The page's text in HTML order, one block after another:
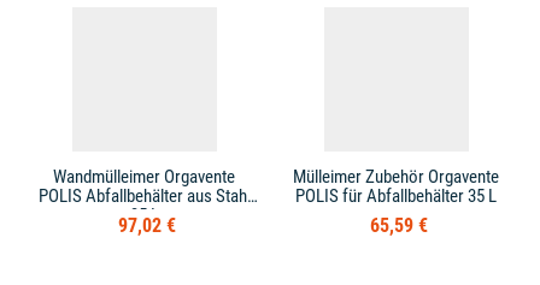
Wandmülleimer Orgavente
POLIS Abfallbehälter aus Stahl
35 L
97,02 €
Mülleimer Zubehör Orgavente
POLIS für Abfallbehälter 35 L
65,59 €